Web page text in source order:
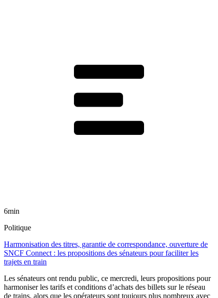
6min
Politique
Harmonisation des titres, garantie de correspondance, ouverture de
SNCF Connect : les propositions des sénateurs pour faciliter les
trajets en train
Les sénateurs ont rendu public, ce mercredi, leurs propositions pour
harmoniser les tarifs et conditions d’achats des billets sur le réseau
de trains, alors que les opérateurs sont toujours plus nombreux avec